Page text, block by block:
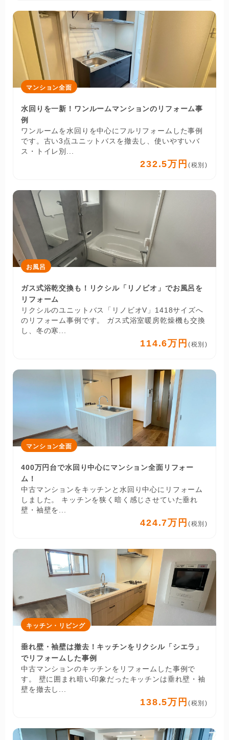
マンション全面
水回りを一新！ワンルームマンションのリフォーム事
例
ワンルームを水回りを中心にフルリフォームした事例
です。古い3点ユニットバスを撤去し、使いやすいバ
ス・トイレ別...
232.5万円 (税別)
お風呂
ガス式浴乾交換も！リクシル「リノビオ」でお風呂を
リフォーム
リクシルのユニットバス「リノビオV」1418サイズへ
のリフォーム事例です。 ガス式浴室暖房乾燥機も交換
し、冬の寒...
114.6万円 (税別)
マンション全面
400万円台で水回り中心にマンション全面リフォー
ム！
中古マンションをキッチンと水回り中心にリフォーム
しました。 キッチンを狭く暗く感じさせていた垂れ
壁・袖壁を...
424.7万円 (税別)
キッチン・リビング
垂れ壁・袖壁は撤去！キッチンをリクシル「シエラ」
でリフォームした事例
中古マンションのキッチンをリフォームした事例で
す。 壁に囲まれ暗い印象だったキッチンは垂れ壁・袖
壁を撤去し...
138.5万円 (税別)